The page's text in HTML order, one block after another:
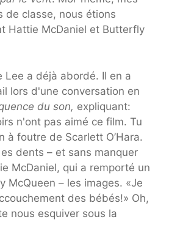
de classe, nous étions
Hattie McDaniel et Butterfly
Lee a déjà abordé. Il en a
lors d'une conversation en
du son, expliquant:
n'ont pas aimé ce film. Tu
à foutre de Scarlett O’Hara.
dents – et sans manquer
McDaniel, qui a remporté un
McQueen – les images. «Je
des bébés!» Oh,
nous esquiver sous la